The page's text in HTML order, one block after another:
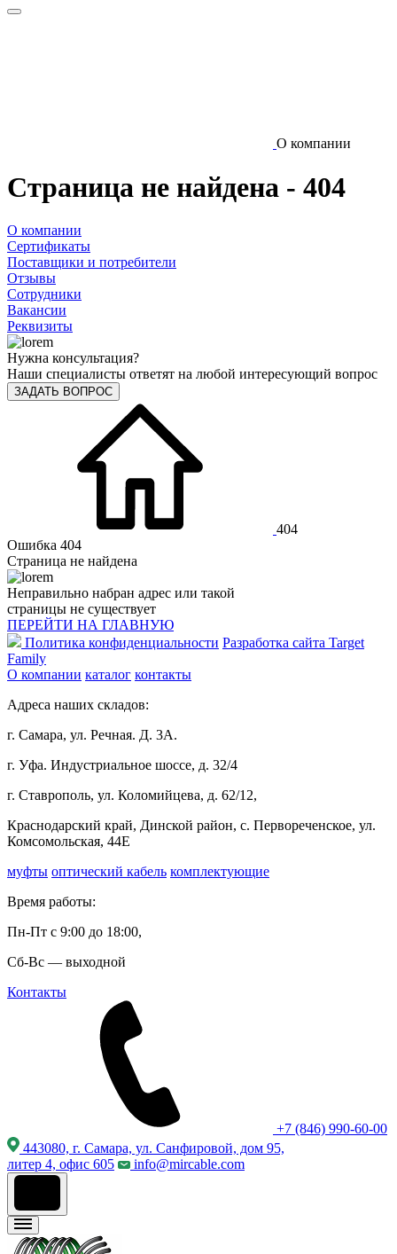
О компании
Страница не найдена - 404
О компании
Сертификаты
Поставщики и потребители
Отзывы
Сотрудники
Вакансии
Реквизиты
Нужна консультация?
Наши специалисты ответят на любой интересующий вопрос
ЗАДАТЬ ВОПРОС
404
Ошибка 404
Страница не найдена
Неправильно набран адрес или такой
страницы не существует
ПЕРЕЙТИ НА ГЛАВНУЮ
Политика конфиденциальности Разработка сайта Target
Family
О компании каталог контакты
Адреса наших складов:
г. Самара, ул. Речная. Д. 3А.
г. Уфа. Индустриальное шоссе, д. 32/4
г. Ставрополь, ул. Коломийцева, д. 62/12,
Краснодарский край, Динской район, с. Первореченское, ул.
Комсомольская, 44Е
муфты оптический кабель комплектующие
Время работы:
Пн-Пт с 9:00 до 18:00,
Сб-Вс — выходной
Контакты
+7 (846) 990-60-00
443080, г. Самара, ул. Санфировой, дом 95,
литер 4, офис 605
info@mircable.com